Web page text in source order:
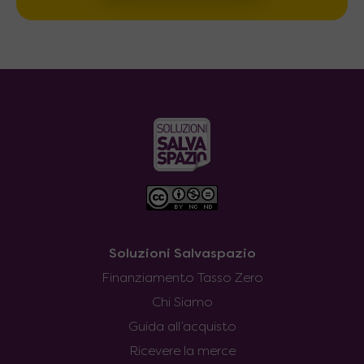
Soluzioni Salvaspazio
Finanziamento Tasso Zero
Chi Siamo
Guida all’acquisto
Ricevere la merce